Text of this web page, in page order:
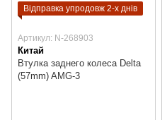
Відправка упродовж 2-х днів
Артикул: N-268903
Китай
Втулка заднего колеса Delta
(57mm) AMG-3